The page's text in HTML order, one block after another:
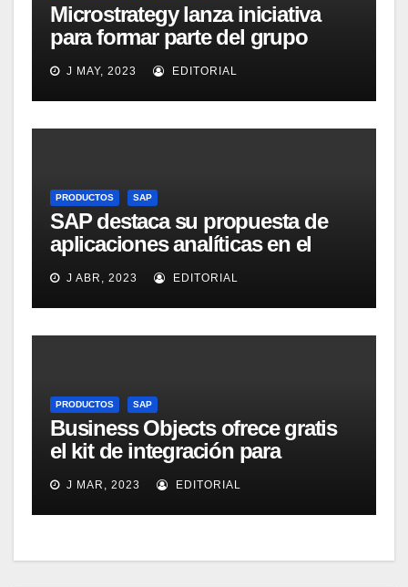
Microstrategy lanza iniciativa
para formar parte del grupo
MicroStrategy Business
Intelligence Group en LinkedIn
J MAY, 2023 EDITORIAL
PRODUCTOS SAP
SAP destaca su propuesta de
aplicaciones analíticas en el
mercado español
J ABR, 2023 EDITORIAL
PRODUCTOS SAP
Business Objects ofrece gratis
el kit de integración para
Micrososft Office SharePoint
Server 2007
J MAR, 2023 EDITORIAL